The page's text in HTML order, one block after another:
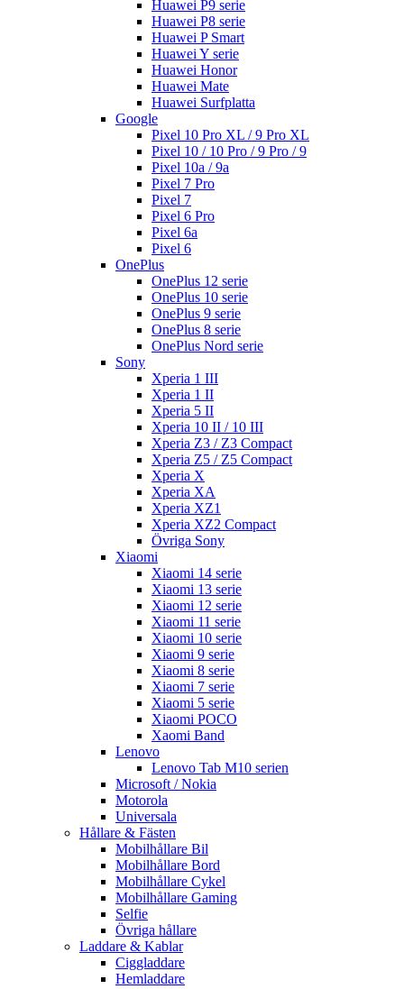
Huawei P9 serie
Huawei P8 serie
Huawei P Smart
Huawei Y serie
Huawei Honor
Huawei Mate
Huawei Surfplatta
Google
Pixel 10 Pro XL / 9 Pro XL
Pixel 10 / 10 Pro / 9 Pro / 9
Pixel 10a / 9a
Pixel 7 Pro
Pixel 7
Pixel 6 Pro
Pixel 6a
Pixel 6
OnePlus
OnePlus 12 serie
OnePlus 10 serie
OnePlus 9 serie
OnePlus 8 serie
OnePlus Nord serie
Sony
Xperia 1 III
Xperia 1 II
Xperia 5 II
Xperia 10 II / 10 III
Xperia Z3 / Z3 Compact
Xperia Z5 / Z5 Compact
Xperia X
Xperia XA
Xperia XZ1
Xperia XZ2 Compact
Övriga Sony
Xiaomi
Xiaomi 14 serie
Xiaomi 13 serie
Xiaomi 12 serie
Xiaomi 11 serie
Xiaomi 10 serie
Xiaomi 9 serie
Xiaomi 8 serie
Xiaomi 7 serie
Xiaomi 5 serie
Xiaomi POCO
Xaomi Band
Lenovo
Lenovo Tab M10 serien
Microsoft / Nokia
Motorola
Universala
Hållare & Fästen
Mobilhållare Bil
Mobilhållare Bord
Mobilhållare Cykel
Mobilhållare Gaming
Selfie
Övriga hållare
Laddare & Kablar
Ciggladdare
Hemladdare